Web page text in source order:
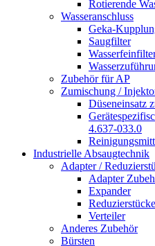
Rotierende
Wasseranschluss
Geka-
Saugfilter
Zubehör für AP
Zumischung /
Düseneinsatz
4.637-033.0
Industrielle Absaugtechnik
Adapter /
Adapter
Expander
Verteiler
Anderes Zubehör
Bürsten